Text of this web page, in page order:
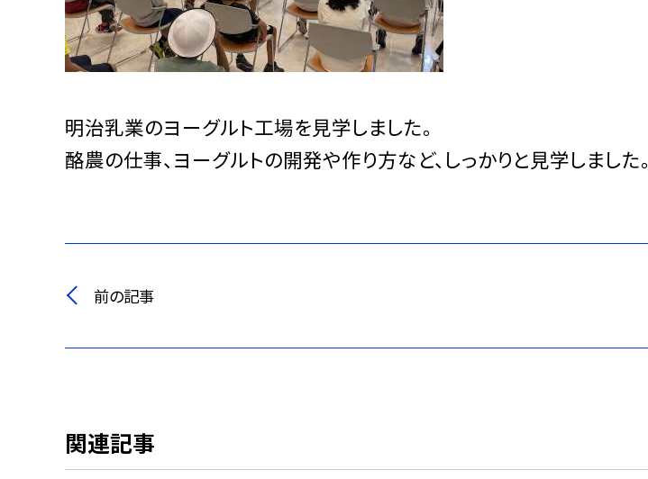
明治乳業のヨーグルト工場を見学しました。
酪農の仕事、ヨーグルトの開発や作り方など、しっかりと見学しました。
前の記事
関連記事